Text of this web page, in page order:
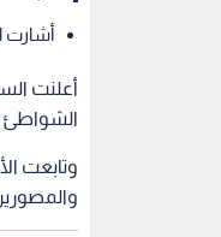
أشارت
أعلنت
الشواطئ
وتابعت